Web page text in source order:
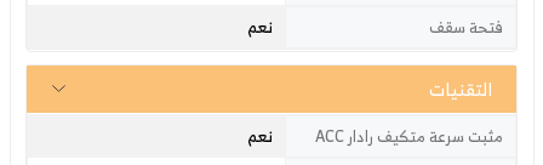
فتحة سقف نعم
التقنيات
مثبت سرعة متكيف رادار ACC نعم